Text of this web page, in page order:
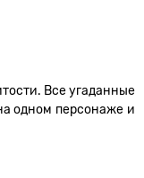
Все угаданные
одном персонаже и